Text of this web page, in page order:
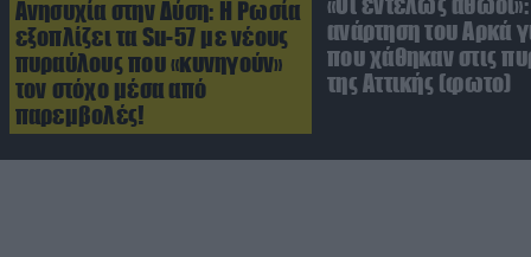
Ανησυχία στην Δύση: H Ρωσία
εξοπλίζει τα Su-57 με νέους
πυραύλους που «κυνηγούν»
τον στόχο μέσα από
παρεμβολές!
ανάρτηση του Αρκά
που χάθηκαν στις
της Αττικής (φωτο)